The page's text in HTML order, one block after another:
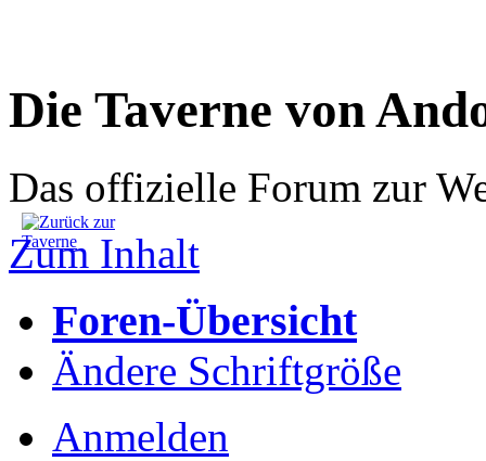
Die Taverne von
Das offizielle Forum zur
Zum Inhalt
Foren-Übersicht
Ändere Schriftgröße
Anmelden